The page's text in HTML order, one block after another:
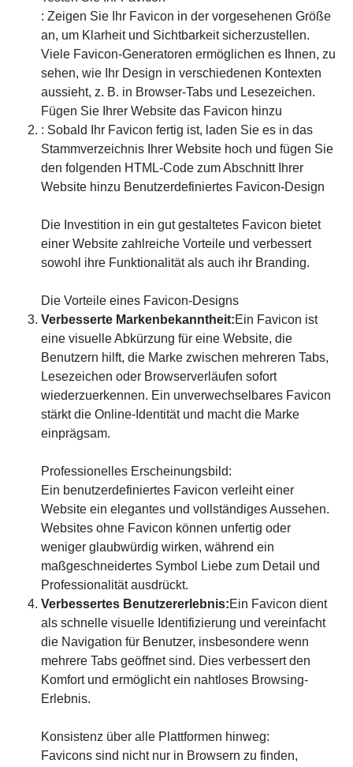
: Zeigen Sie Ihr Favicon in der vorgesehenen Größe
an, um Klarheit und Sichtbarkeit sicherzustellen.
Viele Favicon-Generatoren ermöglichen es Ihnen, zu
sehen, wie Ihr Design in verschiedenen Kontexten
aussieht, z. B. in Browser-Tabs und Lesezeichen.
Fügen Sie Ihrer Website das Favicon hinzu
: Sobald Ihr Favicon fertig ist, laden Sie es in das
Stammverzeichnis Ihrer Website hoch und fügen Sie
den folgenden HTML-Code zum Abschnitt Ihrer
Website hinzu Benutzerdefiniertes Favicon-Design
Die Investition in ein gut gestaltetes Favicon bietet
einer Website zahlreiche Vorteile und verbessert
sowohl ihre Funktionalität als auch ihr Branding.
Die Vorteile eines Favicon-Designs
Verbesserte Markenbekanntheit:Ein Favicon ist
eine visuelle Abkürzung für eine Website, die
Benutzern hilft, die Marke zwischen mehreren Tabs,
Lesezeichen oder Browserverläufen sofort
wiederzuerkennen. Ein unverwechselbares Favicon
stärkt die Online-Identität und macht die Marke
einprägsam.
Professionelles Erscheinungsbild:
Ein benutzerdefiniertes Favicon verleiht einer
Website ein elegantes und vollständiges Aussehen.
Websites ohne Favicon können unfertig oder
weniger glaubwürdig wirken, während ein
maßgeschneidertes Symbol Liebe zum Detail und
Professionalität ausdrückt.
Verbessertes Benutzererlebnis:Ein Favicon dient
als schnelle visuelle Identifizierung und vereinfacht
die Navigation für Benutzer, insbesondere wenn
mehrere Tabs geöffnet sind. Dies verbessert den
Komfort und ermöglicht ein nahtloses Browsing-
Erlebnis.
Konsistenz über alle Plattformen hinweg:
Favicons sind nicht nur in Browsern zu finden,